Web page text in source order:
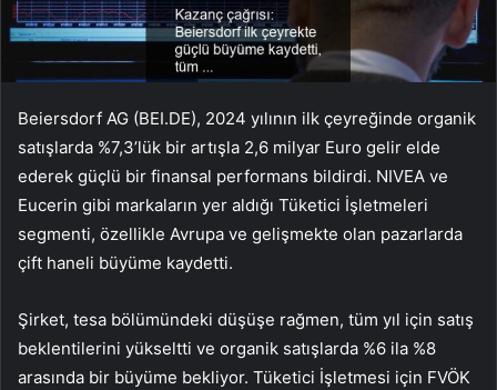
Beiersdorf AG (BEI.DE), 2024 yılının ilk çeyreğinde organik
satışlarda %7,3’lük bir artışla 2,6 milyar Euro gelir elde
ederek güçlü bir finansal performans bildirdi. NIVEA ve
Eucerin gibi markaların yer aldığı Tüketici İşletmeleri
segmenti, özellikle Avrupa ve gelişmekte olan pazarlarda
çift haneli büyüme kaydetti.
Şirket, tesa bölümündeki düşüşe rağmen, tüm yıl için satış
beklentilerini yükseltti ve organik satışlarda %6 ila %8
arasında bir büyüme bekliyor. Tüketici İşletmesi için FVÖK